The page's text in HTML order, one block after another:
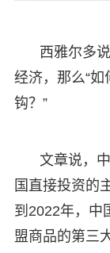
西雅尔多
经济，那么“
钩？”
文章说，
国直接投资的
到2022年，中
盟商品的第三